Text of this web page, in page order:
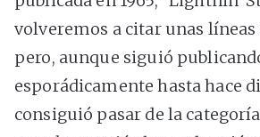
volveremos a citar unas
pero, aunque siguió
esporádicamente hasta hace
consiguió pasar de la